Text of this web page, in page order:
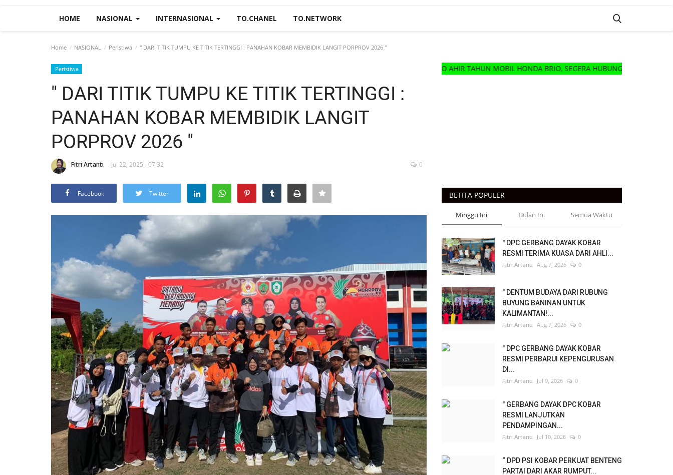
HOME NASIONAL INTERNASIONAL TO.CHANEL TO.NETWORK
Home NASIONAL Peristiwa " DARI TITIK TUMPU KE TITIK TERTINGGI : PANAHAN KOBAR MEMBIDIK LANGIT PORPROV 2026 "
Peristiwa
" DARI TITIK TUMPU KE TITIK TERTINGGI :
PANAHAN KOBAR MEMBIDIK LANGIT
PORPROV 2026 "
Fitri Artanti Jul 22, 2025 - 07:32 0
Facebook Twitter
DAPARKAN HARGA PROMO AHIR TAHUN MOBIL HONDA BRIO, SEGERA HUBUNGI DELER HONDA MOBIL
BETITA POPULER
Minggu Ini Bulan Ini Semua Waktu
" DPC GERBANG DAYAK KOBAR
RESMI TERIMA KUASA DARI AHLI...
Fitri Artanti Aug 7, 2026 0
" DENTUM BUDAYA DARI RUBUNG
BUYUNG BANINAN UNTUK
KALIMANTAN!...
Fitri Artanti Aug 7, 2026 0
" DPC GERBANG DAYAK KOBAR
RESMI PERBARUI KEPENGURUSAN
DI...
Fitri Artanti Jul 9, 2026 0
" GERBANG DAYAK DPC KOBAR
RESMI LANJUTKAN
PENDAMPINGAN...
Fitri Artanti Jul 10, 2026 0
“ DPD PSI KOBAR PERKUAT BENTENG
PARTAI DARI AKAR RUMPUT...